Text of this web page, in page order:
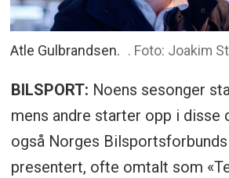
Atle Gulbrandsen. . Foto: Joakim
BILSPORT: Noens sesonger
mens andre starter opp i disse
også Norges
presentert, ofte omtalt som